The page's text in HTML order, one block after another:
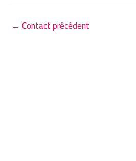
← Contact précédent